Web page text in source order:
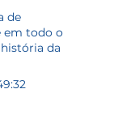
de
em todo o
da